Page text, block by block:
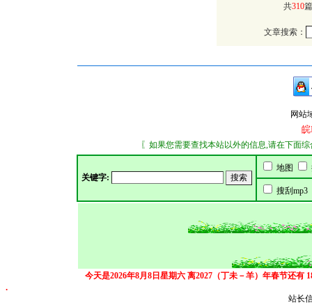
共310
文章搜索：
网站
皖
〖如果您需要查找本站以外的信息,请在下面综合搜索
关键字:
地图
搜刮mp3
今天是2026年8月8日星期六 离2027（丁未－羊）年春节还有
.
站长